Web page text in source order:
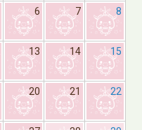
6 7 8
13 14 15
20 21 22